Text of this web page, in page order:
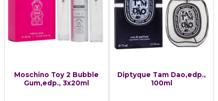
Moschino Toy 2 Bubble
Gum,edp., 3x20ml
Diptyque Tam Dao,edp.,
100ml